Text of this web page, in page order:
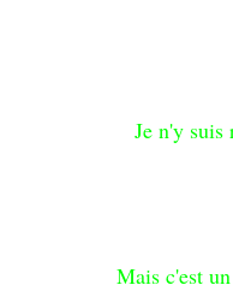
Je n'y suis
Mais c'est